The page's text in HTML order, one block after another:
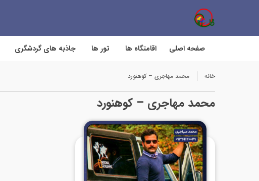
صفحه اصلی اقامتگاه ها تور ها جاذبه های گردشگری
خانه محمد مهاجری – کوهنورد
محمد مهاجری – کوهنورد